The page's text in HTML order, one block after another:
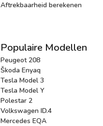
Aftrekbaarheid berekenen
Populaire Modellen
Peugeot 208
Škoda Enyaq
Tesla Model 3
Tesla Model Y
Polestar 2
Volkswagen ID.4
Mercedes EQA